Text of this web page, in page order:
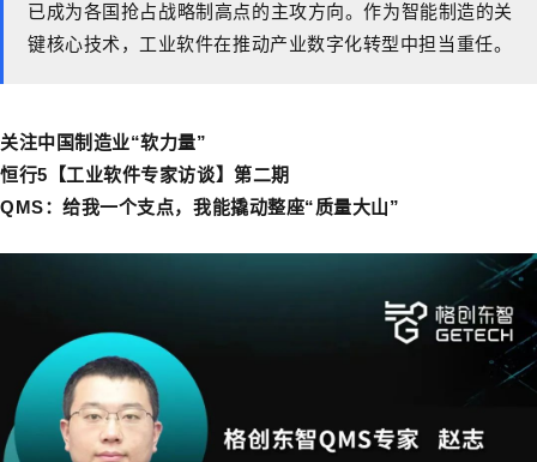
已成为各国抢占战略制高点的主攻方向。作为智能制造的关
键核心技术，工业软件在推动产业数字化转型中担当重任。
关注中国制造业“软力量”
恒行5【工业软件专家访谈】第二期
QMS：给我一个支点，我能撬动整座“质量大山”